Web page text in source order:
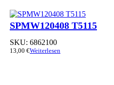
SPMW120408 T5115
SKU: 6862100
13,00 €Weiterlesen